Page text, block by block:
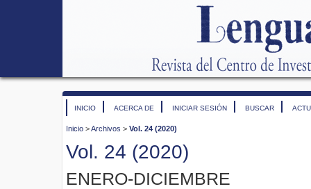
INICIO ACERCA DE INICIAR SESIÓN BUSCAR
Inicio >Archivos > Vol. 24 (2020)
Vol. 24 (2020)
ENERO-DICIEMBRE